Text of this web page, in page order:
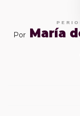
Por María